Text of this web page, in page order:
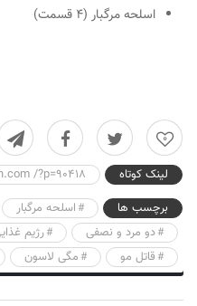
اسلحه مرگبار (۴ قسمت)
0
لینک کوتاه
/?p=90418
برچسب ها
اسلحه مرگبار
دو مرد و نصفی
رژیم
قاتل مو
مگی لاسون